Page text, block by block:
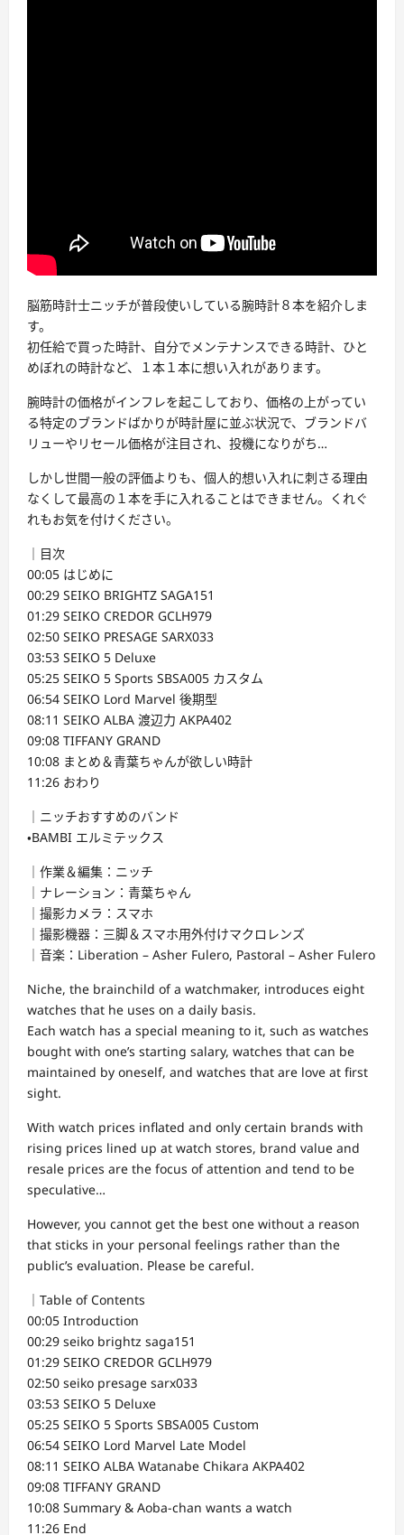
脳筋時計士ニッチが普段使いしている腕時計８本を紹介しま
す。
初任給で買った時計、自分でメンテナンスできる時計、ひと
めぼれの時計など、１本１本に想い入れがあります。
腕時計の価格がインフレを起こしており、価格の上がってい
る特定のブランドばかりが時計屋に並ぶ状況で、ブランドバ
リューやリセール価格が注目され、投機になりがち…
しかし世間一般の評価よりも、個人的想い入れに刺さる理由
なくして最高の１本を手に入れることはできません。くれぐ
れもお気を付けください。
｜目次
00:05 はじめに
00:29 SEIKO BRIGHTZ SAGA151
01:29 SEIKO CREDOR GCLH979
02:50 SEIKO PRESAGE SARX033
03:53 SEIKO 5 Deluxe
05:25 SEIKO 5 Sports SBSA005 カスタム
06:54 SEIKO Lord Marvel 後期型
08:11 SEIKO ALBA 渡辺力 AKPA402
09:08 TIFFANY GRAND
10:08 まとめ＆青葉ちゃんが欲しい時計
11:26 おわり
｜ニッチおすすめのバンド
・BAMBI エルミテックス
｜作業＆編集：ニッチ
｜ナレーション：青葉ちゃん
｜撮影カメラ：スマホ
｜撮影機器：三脚＆スマホ用外付けマクロレンズ
｜音楽：Liberation – Asher Fulero, Pastoral – Asher Fulero
Niche, the brainchild of a watchmaker, introduces eight
watches that he uses on a daily basis.
Each watch has a special meaning to it, such as watches
bought with one’s starting salary, watches that can be
maintained by oneself, and watches that are love at first
sight.
With watch prices inflated and only certain brands with
rising prices lined up at watch stores, brand value and
resale prices are the focus of attention and tend to be
speculative…
However, you cannot get the best one without a reason
that sticks in your personal feelings rather than the
public’s evaluation. Please be careful.
｜Table of Contents
00:05 Introduction
00:29 seiko brightz saga151
01:29 SEIKO CREDOR GCLH979
02:50 seiko presage sarx033
03:53 SEIKO 5 Deluxe
05:25 SEIKO 5 Sports SBSA005 Custom
06:54 SEIKO Lord Marvel Late Model
08:11 SEIKO ALBA Watanabe Chikara AKPA402
09:08 TIFFANY GRAND
10:08 Summary & Aoba-chan wants a watch
11:26 End